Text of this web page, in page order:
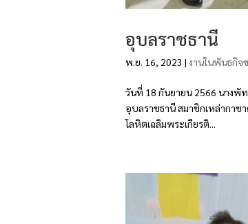
อุบลราชธานี
พ.ย. 16, 2023 | งานในพันธกิจ
วันที่ 18 กันยายน 2566 นางพั
อุบลราชธานี สมาชิกเหล่ากา
โลหิตเฉลิมพระเกียรติ...